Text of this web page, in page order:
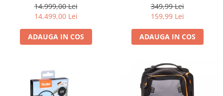
14.999,00 Lei
14.499,00 Lei
ADAUGA IN COS
349,99 Lei
159,99 Lei
ADAUGA IN COS